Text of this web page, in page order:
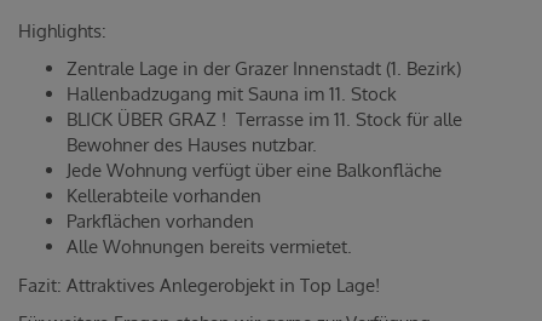
Highlights:
Zentrale Lage in der Grazer Innenstadt (1. Bezirk)
Hallenbadzugang mit Sauna im 11. Stock
BLICK ÜBER GRAZ ! Terrasse im 11. Stock für alle
Bewohner des Hauses nutzbar.
Jede Wohnung verfügt über eine Balkonfläche
Kellerabteile vorhanden
Parkflächen vorhanden
Alle Wohnungen bereits vermietet.
Fazit: Attraktives Anlegerobjekt in Top Lage!